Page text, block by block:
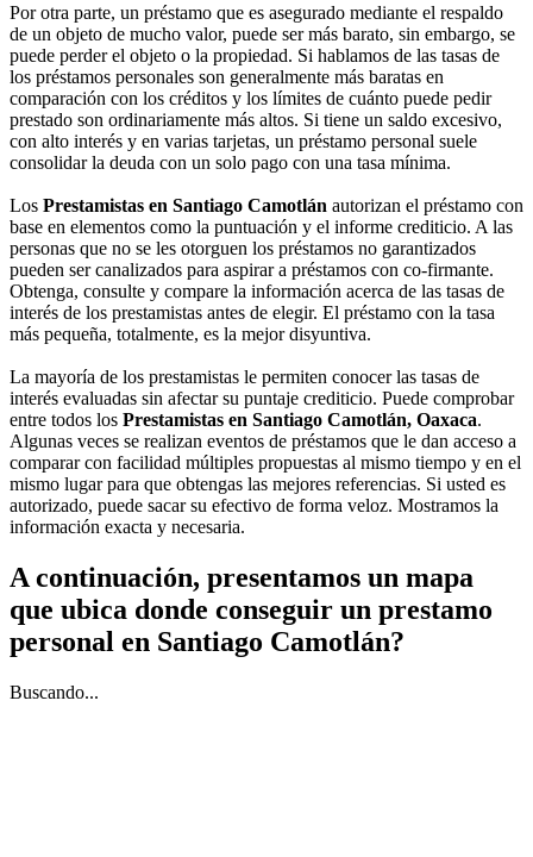
Por otra parte, un préstamo que es asegurado mediante el respaldo
de un objeto de mucho valor, puede ser más barato, sin embargo, se
puede perder el objeto o la propiedad. Si hablamos de las tasas de
los préstamos personales son generalmente más baratas en
comparación con los créditos y los límites de cuánto puede pedir
prestado son ordinariamente más altos. Si tiene un saldo excesivo,
con alto interés y en varias tarjetas, un préstamo personal suele
consolidar la deuda con un solo pago con una tasa mínima.
Los Prestamistas en Santiago Camotlán autorizan el préstamo con
base en elementos como la puntuación y el informe crediticio. A las
personas que no se les otorguen los préstamos no garantizados
pueden ser canalizados para aspirar a préstamos con co-firmante.
Obtenga, consulte y compare la información acerca de las tasas de
interés de los prestamistas antes de elegir. El préstamo con la tasa
más pequeña, totalmente, es la mejor disyuntiva.
La mayoría de los prestamistas le permiten conocer las tasas de
interés evaluadas sin afectar su puntaje crediticio. Puede comprobar
entre todos los Prestamistas en Santiago Camotlán, Oaxaca.
Algunas veces se realizan eventos de préstamos que le dan acceso a
comparar con facilidad múltiples propuestas al mismo tiempo y en el
mismo lugar para que obtengas las mejores referencias. Si usted es
autorizado, puede sacar su efectivo de forma veloz. Mostramos la
información exacta y necesaria.
A continuación, presentamos un mapa
que ubica donde conseguir un prestamo
personal en Santiago Camotlán?
Buscando...